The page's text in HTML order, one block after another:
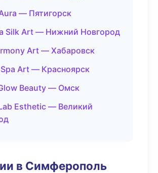
— Пятигорск
Silk Art — Нижний Новгород
Art — Хабаровск
Art — Красноярск
Beauty — Омск
Esthetic — Великий
в Симферополь